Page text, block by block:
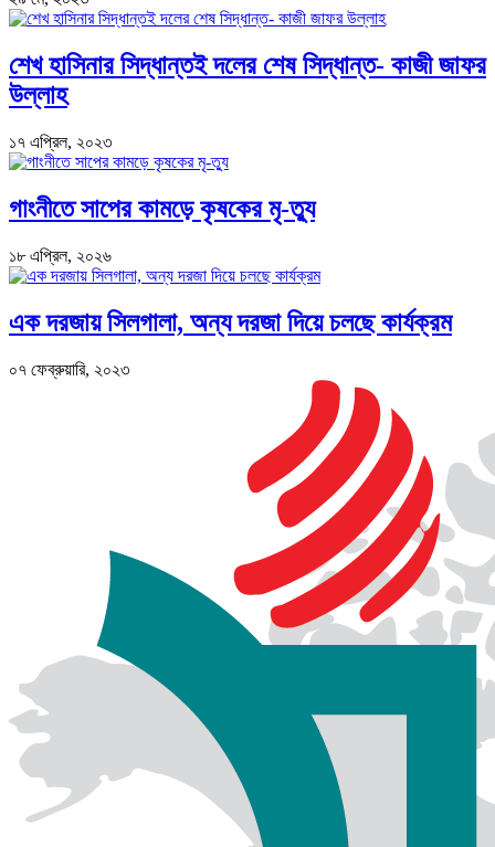
শেখ হাসিনার সিদ্ধান্তই দলের শেষ সিদ্ধান্ত- কাজী জাফর
উল্লাহ
১৭ এপ্রিল, ২০২৩
গাংনীতে সাপের কামড়ে কৃষকের মৃ-ত্যু
১৮ এপ্রিল, ২০২৬
এক দরজায় সিলগালা, অন্য দরজা দিয়ে চলছে কার্যক্রম
০৭ ফেব্রুয়ারি, ২০২৩